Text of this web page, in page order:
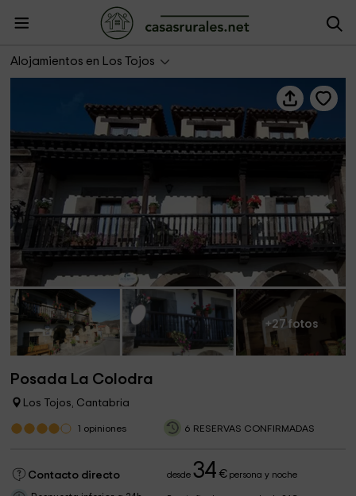
Alojamientos en Los Tojos
Posada La Colodra
+27 fotos
Posada La Colodra
Los Tojos, Cantabria
1 opiniones 6 RESERVAS CONFIRMADAS
Contacto directo desde34 €persona y noche